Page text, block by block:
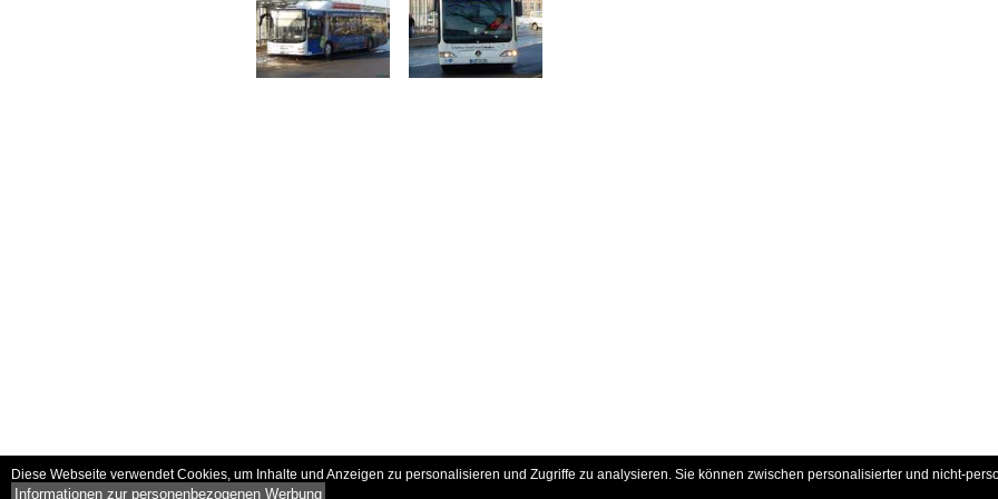
Diese Webseite verwendet Cookies, um Inhalte und Anzeigen zu personalisieren und Zugriffe zu analysieren. Sie können zwischen personalisierter und nicht-
Informationen zur personenbezogenen Werbung